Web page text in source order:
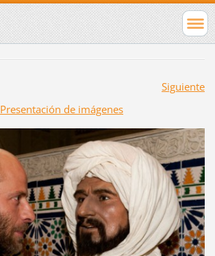
Siguiente
Presentación de imágenes